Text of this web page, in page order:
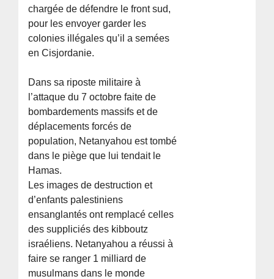
chargée de défendre le front sud,
pour les envoyer garder les
colonies illégales qu’il a semées
en Cisjordanie.
Dans sa riposte militaire à
l’attaque du 7 octobre faite de
bombardements massifs et de
déplacements forcés de
population, Netanyahou est tombé
dans le piège que lui tendait le
Hamas.
Les images de destruction et
d’enfants palestiniens
ensanglantés ont remplacé celles
des suppliciés des kibboutz
israéliens. Netanyahou a réussi à
faire se ranger 1 milliard de
musulmans dans le monde